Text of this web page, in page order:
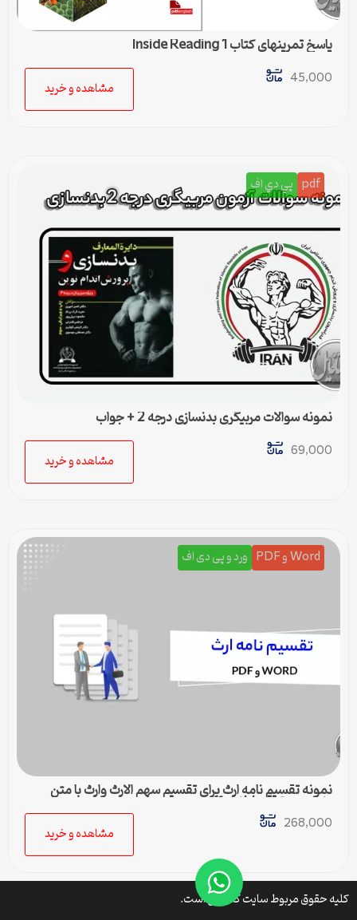
پاسخ تمرینهای کتاب Inside Reading 1
45,000
مشاهده و خرید
pdf پي دي اف
نمونه سوالات مربیگری بدنسازی درجه 2 + جواب
69,000
مشاهده و خرید
Word و PDF ورد و پی دی اف
نمونه تقسیم نامه ارث برای تقسیم سهم الارث وارث با متن
کامل و حقوقی | فایل pdf و ورد
268,000
مشاهده و خرید
کلیه حقوق مربوط سایت کتافایل است.